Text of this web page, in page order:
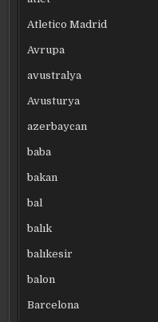
Atletico Madrid
Avrupa
avustralya
Avusturya
azerbaycan
baba
bakan
bal
balık
balıkesir
balon
Barcelona